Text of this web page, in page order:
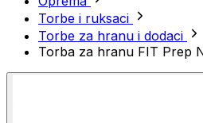
Torbe i ruksaci
Torbe za hranu i dodaci
Torba za hranu FIT Prep